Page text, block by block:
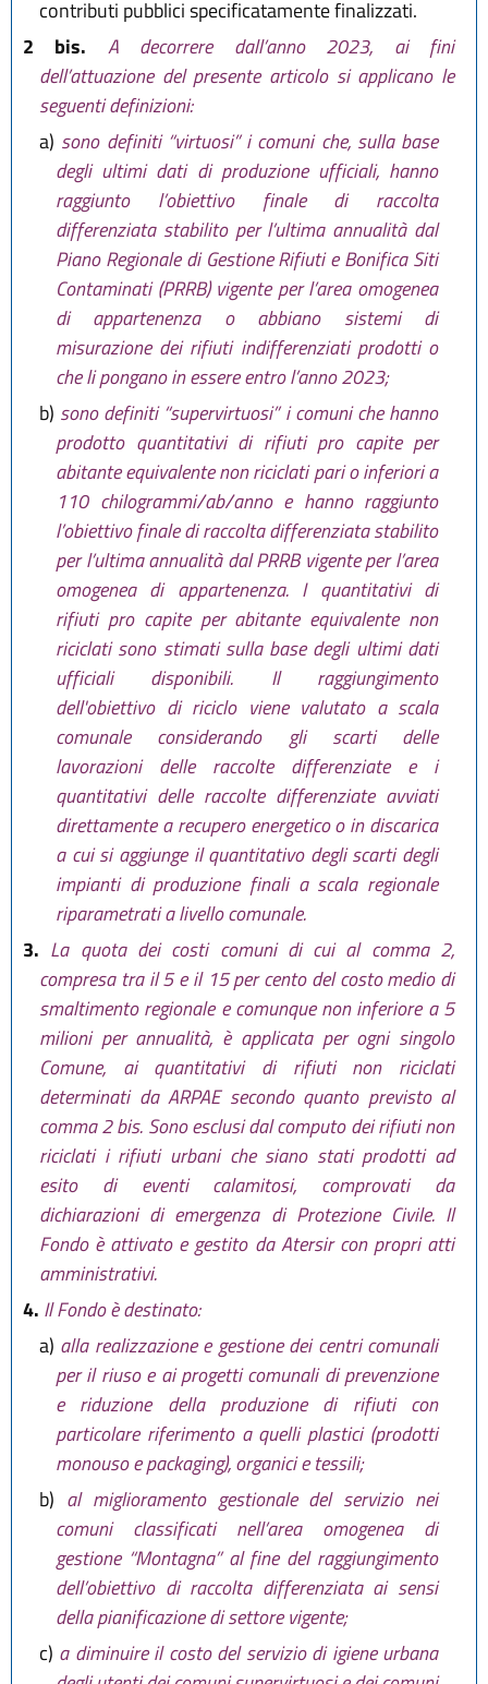
contributi pubblici specificatamente finalizzati.
2 bis.
A decorrere dall’anno 2023, ai fini
dell’attuazione del presente articolo si applicano le
seguenti definizioni:
a) sono definiti “virtuosi” i comuni che, sulla base
degli ultimi dati di produzione ufficiali, hanno
raggiunto l’obiettivo finale di raccolta
differenziata stabilito per l’ultima annualità dal
Piano Regionale di Gestione Rifiuti e Bonifica Siti
Contaminati (PRRB) vigente per l’area omogenea
di appartenenza o abbiano sistemi di
misurazione dei rifiuti indifferenziati prodotti o
che li pongano in essere entro l’anno 2023;
b) sono definiti “supervirtuosi” i comuni che hanno
prodotto quantitativi di rifiuti pro capite per
abitante equivalente non riciclati pari o inferiori a
110 chilogrammi/ab/anno e hanno raggiunto
l’obiettivo finale di raccolta differenziata stabilito
per l’ultima annualità dal PRRB vigente per l’area
omogenea di appartenenza. I quantitativi di
rifiuti pro capite per abitante equivalente non
riciclati sono stimati sulla base degli ultimi dati
ufficiali disponibili. Il raggiungimento
dell'obiettivo di riciclo viene valutato a scala
comunale considerando gli scarti delle
lavorazioni delle raccolte differenziate e i
quantitativi delle raccolte differenziate avviati
direttamente a recupero energetico o in discarica
a cui si aggiunge il quantitativo degli scarti degli
impianti di produzione finali a scala regionale
riparametrati a livello comunale.
3. La quota dei costi comuni di cui al comma 2,
compresa tra il 5 e il 15 per cento del costo medio di
smaltimento regionale e comunque non inferiore a 5
milioni per annualità, è applicata per ogni singolo
Comune, ai quantitativi di rifiuti non riciclati
determinati da ARPAE secondo quanto previsto al
comma 2 bis. Sono esclusi dal computo dei rifiuti non
riciclati i rifiuti urbani che siano stati prodotti ad
esito di eventi calamitosi, comprovati da
dichiarazioni di emergenza di Protezione Civile. Il
Fondo è attivato e gestito da Atersir con propri atti
amministrativi.
4. Il Fondo è destinato:
a) alla realizzazione e gestione dei centri comunali
per il riuso e ai progetti comunali di prevenzione
e riduzione della produzione di rifiuti con
particolare riferimento a quelli plastici (prodotti
monouso e packaging), organici e tessili;
b) al miglioramento gestionale del servizio nei
comuni classificati nell’area omogenea di
gestione “Montagna” al fine del raggiungimento
dell’obiettivo di raccolta differenziata ai sensi
della pianificazione di settore vigente;
c) a diminuire il costo del servizio di igiene urbana